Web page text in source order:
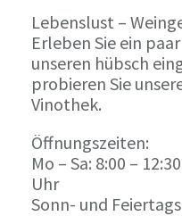
Lebenslust –
Erleben Sie ein
unseren hübsch
probieren Sie
Vinothek.
Öffnungszeiten:
Mo – Sa: 8:00 –
Uhr
Sonn- und